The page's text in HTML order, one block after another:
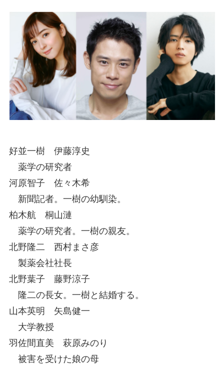
好並一樹 伊藤淳史
薬学の研究者
河原智子 佐々木希
新聞記者。一樹の幼馴染。
柏木航 桐山漣
薬学の研究者。一樹の親友。
北野隆二 西村まさ彦
製薬会社社長
北野葉子 藤野涼子
隆二の長女。一樹と結婚する。
山本英明 矢島健一
大学教授
羽佐間直美 萩原みのり
被害を受けた娘の母